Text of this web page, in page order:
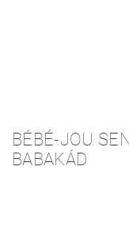
BÉBÉ-JOU
BABAKÁD